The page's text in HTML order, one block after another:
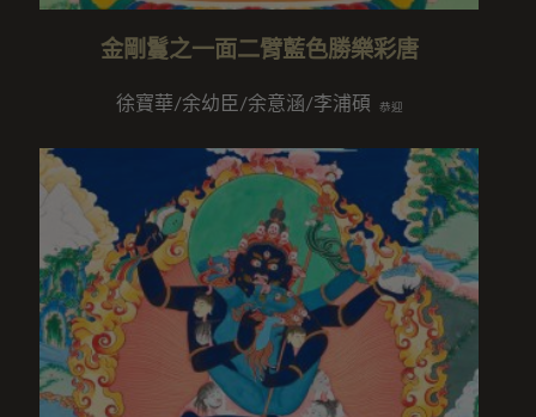
金剛鬘之一面二臂藍色勝樂彩唐
徐寶華/余幼臣/余意涵/李浦碩 恭迎